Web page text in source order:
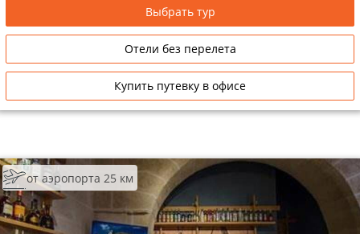
Выбрать тур
Отели без перелета
Купить путевку в офисе
от аэропорта 25 км